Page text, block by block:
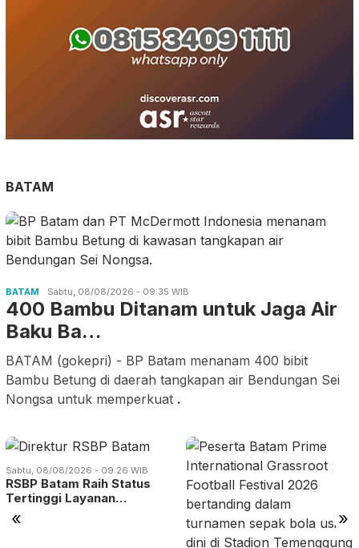
BATAM
BATAM Sabtu, 08/08/2026 - 09:35 WIB
400 Bambu Ditanam untuk Jaga Air
Baku Ba…
BATAM (gokepri) - BP Batam menanam 400 bibit
Bambu Betung di daerah tangkapan air Bendungan Sei
Nongsa untuk memperkuat .
« »
Sabtu, 08/08/2026 - 09:26 WIB
RSBP Batam Raih Status
Tertinggi Layanan…